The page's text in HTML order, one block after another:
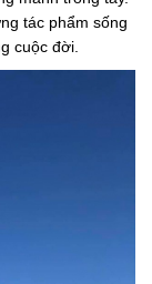
tác phẩm sống
cuộc đời.